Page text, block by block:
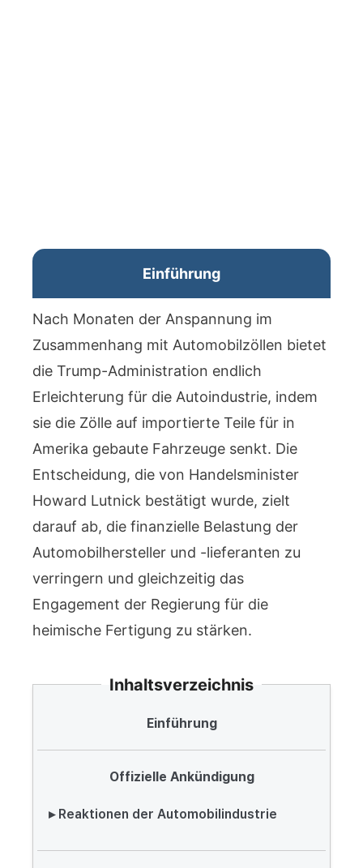
Einführung
Nach Monaten der Anspannung im
Zusammenhang mit Automobilzöllen bietet
die Trump-Administration endlich
Erleichterung für die Autoindustrie, indem
sie die Zölle auf importierte Teile für in
Amerika gebaute Fahrzeuge senkt. Die
Entscheidung, die von Handelsminister
Howard Lutnick bestätigt wurde, zielt
darauf ab, die finanzielle Belastung der
Automobilhersteller und -lieferanten zu
verringern und gleichzeitig das
Engagement der Regierung für die
heimische Fertigung zu stärken.
Inhaltsverzeichnis
Einführung
Offizielle Ankündigung
▸ Reaktionen der Automobilindustrie